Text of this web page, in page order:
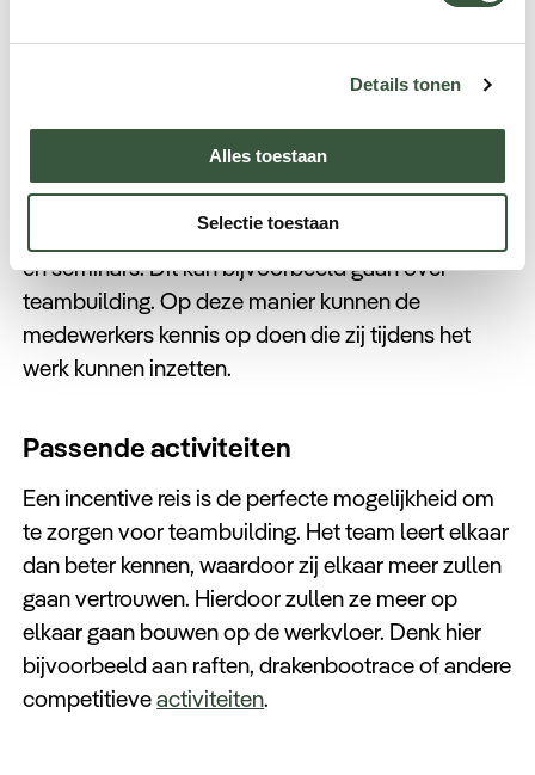
Details tonen
Alles toestaan
Selectie toestaan
ervaringen voor uw sales team
incentive reiskunnen er ook
educatieve activiteiten worden georganiseerd.
Hierbij kunt u denken aan bijvoorbeeld workshops
en seminars. Dit kan bijvoorbeeld gaan over
teambuilding. Op deze manier kunnen de
medewerkers kennis op doen die zij tijdens het
werk kunnen inzetten.
Passende activiteiten
Een incentive reis is de perfecte mogelijkheid om
te zorgen voor teambuilding. Het team leert elkaar
dan beter kennen, waardoor zij elkaar meer zullen
gaan vertrouwen. Hierdoor zullen ze meer op
elkaar gaan bouwen op de werkvloer. Denk hier
bijvoorbeeld aan raften, drakenbootrace of andere
competitieveactiviteiten.